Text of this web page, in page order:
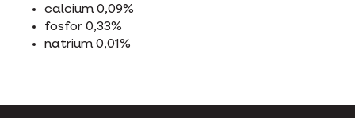
calcium 0,09%
fosfor 0,33%
natrium 0,01%